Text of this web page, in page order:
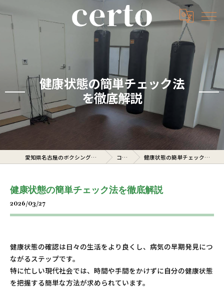
健康状態の簡単チェック法
を徹底解説
愛知県名古屋のボクシングジムならcerto コラム 健康状態の簡単チェック法を徹底解説
健康状態の簡単チェック法を徹底解説
2026/03/27
健康状態の確認は日々の生活をより良くし、病気の早期発見につ
ながるステップです。
特に忙しい現代社会では、時間や手間をかけずに自分の健康状態
を把握する簡単な方法が求められています。